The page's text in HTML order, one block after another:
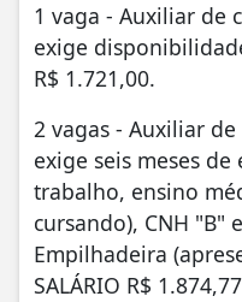
1 vaga - Auxiliar de
exige
R$ 1.721,00.
2 vagas - Auxiliar
exige seis meses
trabalho, ensino
cursando), CNH "B"
Empilhadeira
SALÁRIO R$